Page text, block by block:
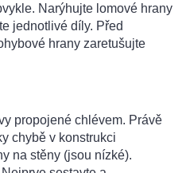
Narýhujte lomové hrany
jednotlivé díly. Před
hrany zaretušujte
propojené chlévem. Právě
chybě v konstrukci
na stěny (jsou nízké).